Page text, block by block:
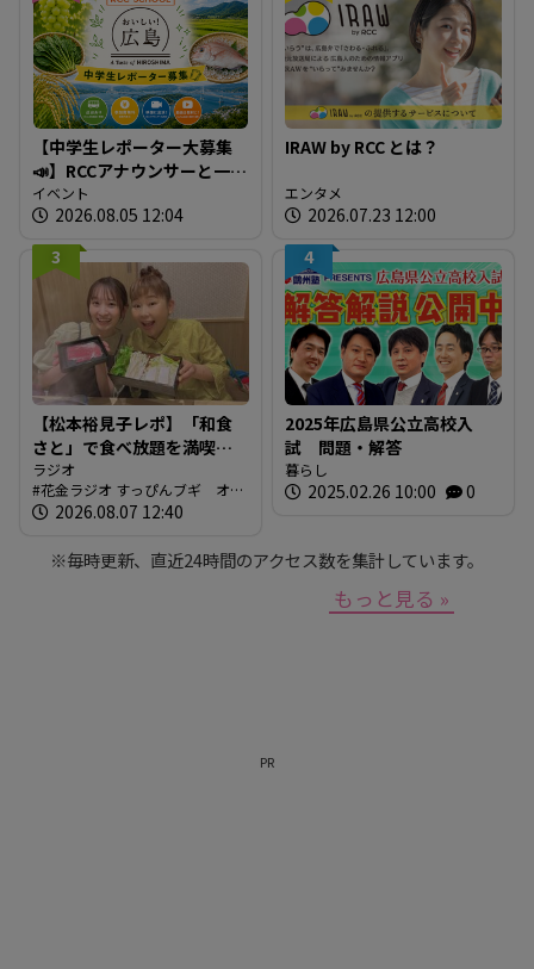
【中学生レポーター大募集
📣】RCCアナウンサーと一緒
に「広島の食」の現場を取
材しよう！
イベント
2026.08.05 12:04
IRAW by RCC とは？
エンタメ
2026.07.23 12:00
3
【松本裕見子レポ】「和食
さと」で食べ放題を満喫！
「さとしゃぶ」を体験！！
（RCCラジオ「花金ラジオ
すっぴんブギ」企画）
ラジオ
花金ラジオ すっぴんブギ オン
エア情報
2026.08.07 12:40
4
2025年広島県公立高校入
試 問題・解答
暮らし
2025.02.26 10:00 0
※毎時更新、直近24時間のアクセス数を集計しています。
もっと見る »
PR